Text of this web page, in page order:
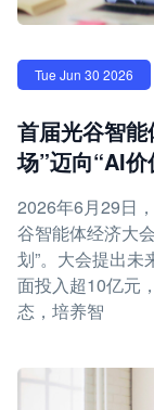
Tue Jun 30 2026
首届光谷智
场”迈向“AI价
2026年6月29日
谷智能体经济大
划”。大会提出
面投入超10亿元
态，培养智